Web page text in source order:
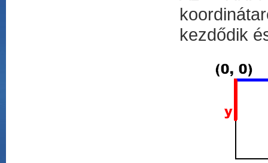
kezdődik